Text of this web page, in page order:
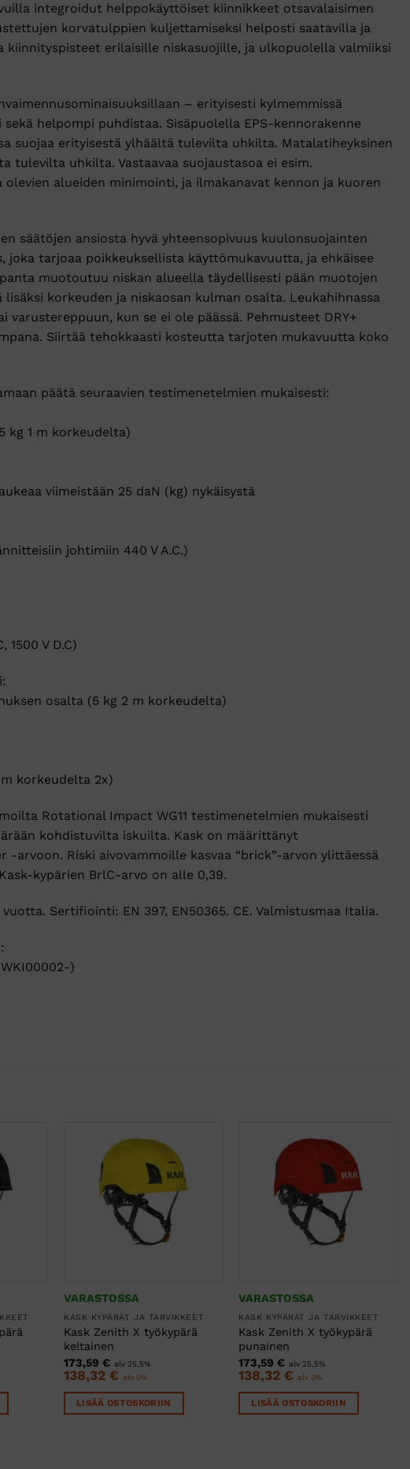
integroidut helppokäyttöiset kiinnikkeet otsavalaisimen
korvatulppien kuljettamiseksi helposti saatavilla ja
kiinnityspisteet erilaisille niskasuojille, ja ulkopuolella valmiiksi
– erityisesti kylmemmissä
helpompi puhdistaa. Sisäpuolella EPS-kennorakenne
suojaa erityisestä ylhäältä tulevilta uhkilta. Matalatiheyksinen
tulevilta uhkilta. Vastaavaa suojaustasoa ei esim.
alueiden minimointi, ja ilmakanavat kennon ja kuoren
säätöjen ansiosta hyvä yhteensopivuus kuulonsuojainten
joka tarjoaa poikkeuksellista käyttömukavuutta, ja ehkäisee
muotoutuu niskan alueella täydellisesti pään muotojen
korkeuden ja niskaosan kulman osalta. Leukahihnassa
kun se ei ole päässä. Pehmusteet DRY+
Siirtää tehokkaasti kosteutta tarjoten mukavuutta koko
päätä seuraavien testimenetelmien mukaisesti:
kg 1 m korkeudelta)
viimeistään 25 daN (kg) nykäisystä
johtimiin 440 V A.C.)
V D.C)
osalta (5 kg 2 m korkeudelta)
korkeudelta 2x)
Rotational Impact WG11 testimenetelmien mukaisesti
kohdistuvilta iskuilta. Kask on määrittänyt
Riski aivovammoille kasvaa “brick”-arvon ylittäessä
kypärien BrlC-arvo on alle 0,39.
Sertifiointi: EN 397, EN50365. CE. Valmistusmaa Italia.
)
VARASTOSSA
KASK KYPÄRÄT JA TARVIKKEET
Kask Zenith X työkypärä
keltainen
173,59€ alv 25,5%
138,32€ alv 0%
LISÄÄ OSTOSKORIIN
VARASTOSSA
KASK KYPÄRÄT JA TARVIKKEET
Kask Zenith X työkypärä
punainen
173,59€ alv 25,5%
138,32€ alv 0%
LISÄÄ OSTOSKORIIN